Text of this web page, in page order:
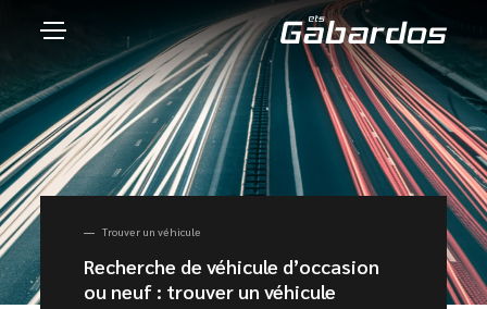
Trouver un véhicule
Recherche de véhicule d’occasion
ou neuf : trouver un véhicule